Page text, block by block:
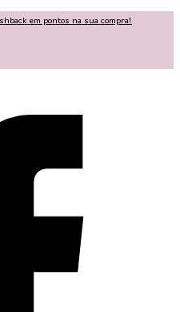
em pontos na sua compra!